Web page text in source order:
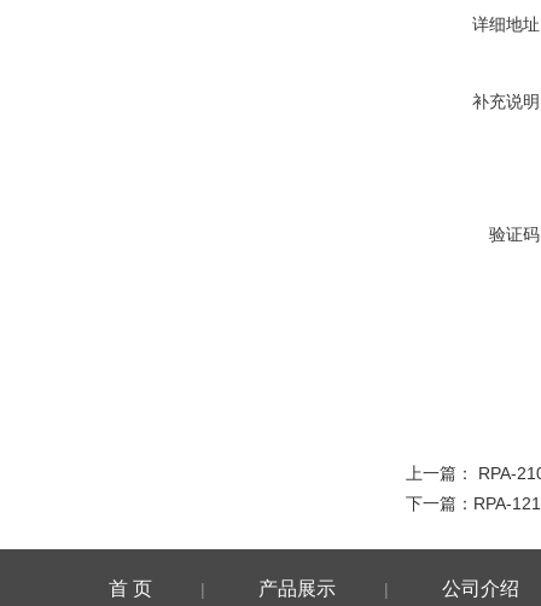
详细地
补充说
验证
上一篇： RPA-
下一篇： RPA-
首 页 | 产品展示 | 公司介绍